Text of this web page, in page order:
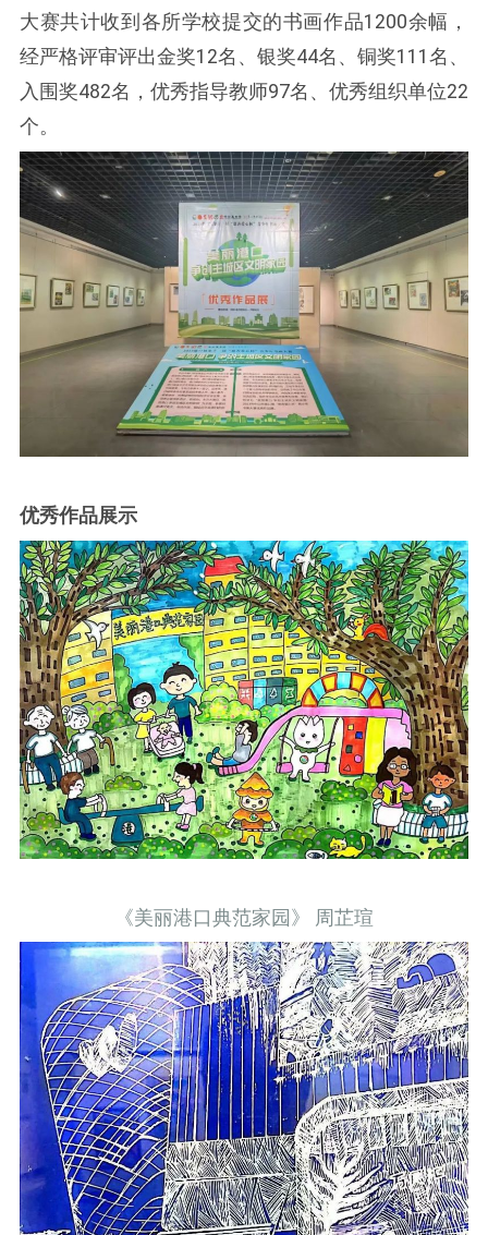
大赛共计收到各所学校提交的书画作品1200余幅，
经严格评审评出金奖12名、银奖44名、铜奖111名、
入围奖482名，优秀指导教师97名、优秀组织单位22
个。
优秀作品展示
《美丽港口典范家园》 周芷瑄